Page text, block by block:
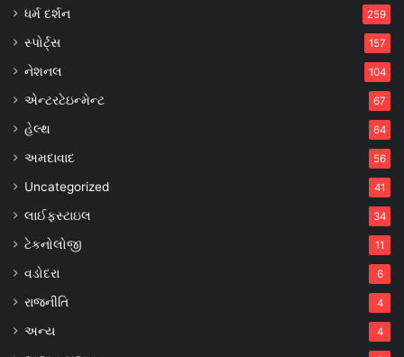
ધર્મ દર્શન 259
સ્પોર્ટ્સ 157
નેશનલ 104
એન્ટરટેઇન્મેન્ટ 67
હેલ્થ 64
અમદાવાદ 56
Uncategorized 41
લાઈફસ્ટાઇલ 34
ટેકનોલોજી 11
વડોદરા 6
રાજનીતિ 4
અન્ય 4